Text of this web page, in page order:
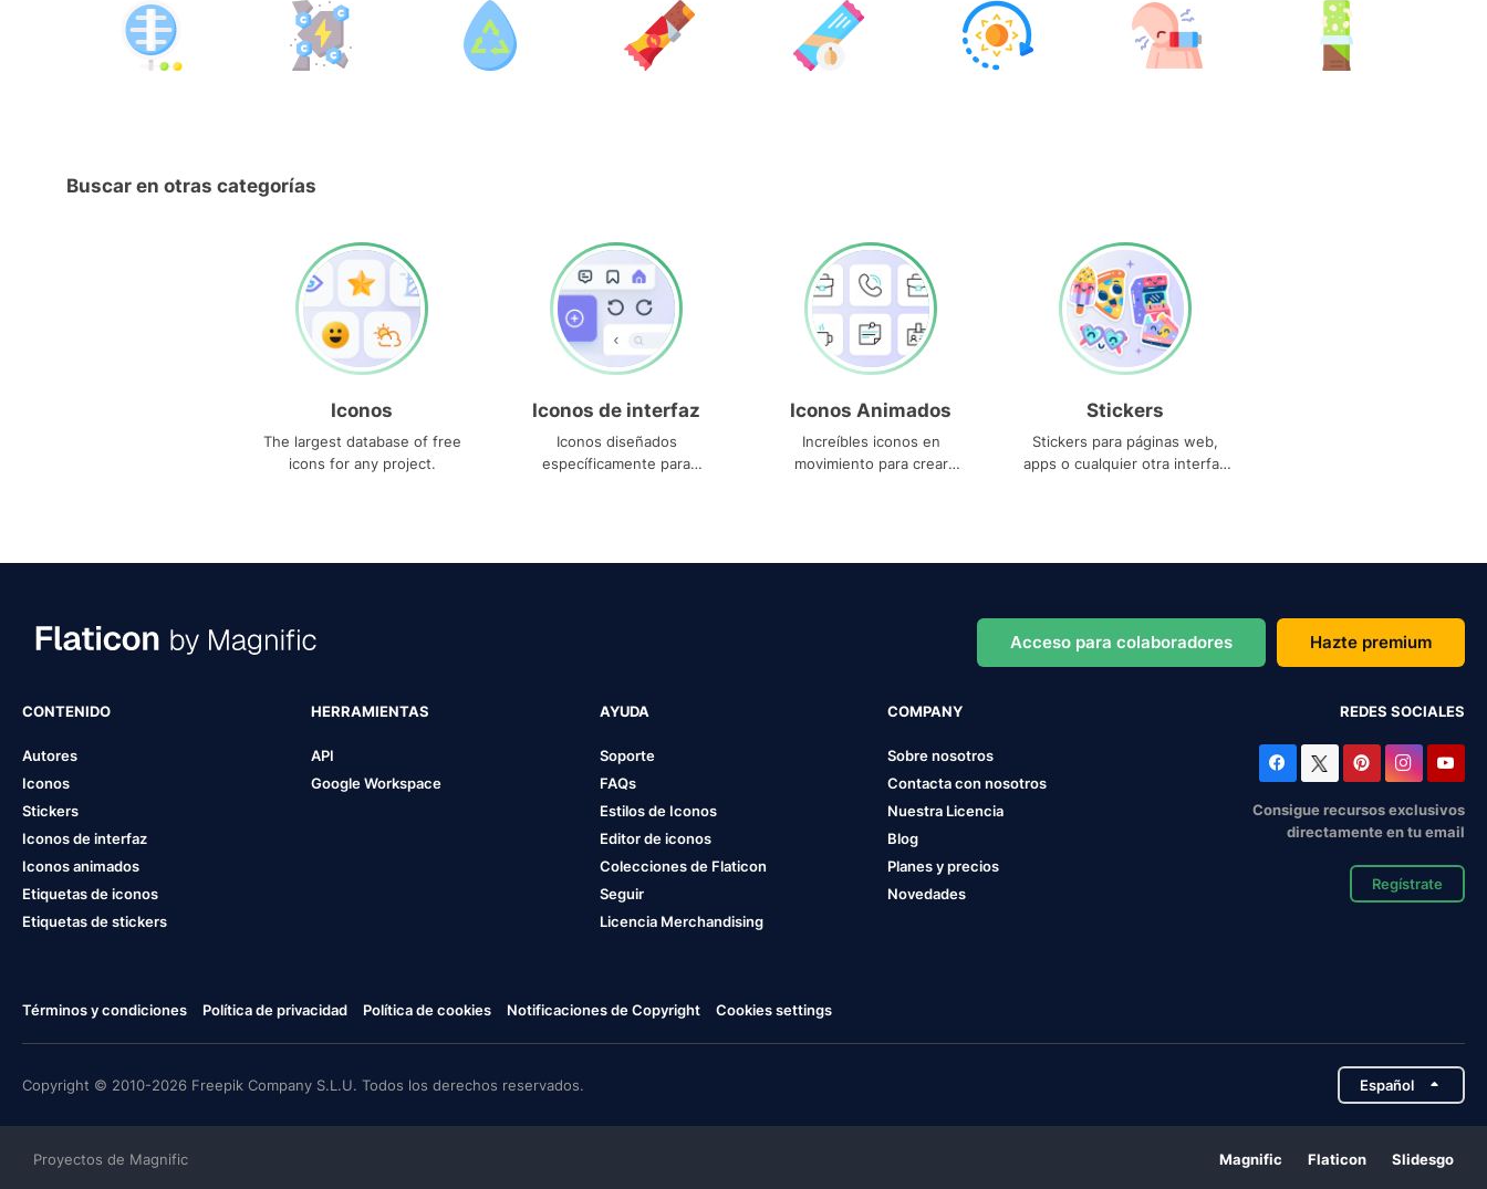
Buscar en otras categorías
Iconos
The largest database of free
icons for any project.
Iconos de interfaz
Iconos diseñados
específicamente para
Iconos Animados
Increíbles iconos en
movimiento para crear
Stickers
Stickers para páginas web,
apps o cualquier otra interfaz
Acceso para colaboradores Hazte premium
CONTENIDO
Autores
Iconos
Stickers
Iconos de interfaz
Iconos animados
Etiquetas de iconos
Etiquetas de stickers
HERRAMIENTAS
API
Google Workspace
AYUDA
Soporte
FAQs
Estilos de Iconos
Editor de iconos
Colecciones de Flaticon
Seguir
Licencia Merchandising
COMPANY
Sobre nosotros
Contacta con nosotros
Nuestra Licencia
Blog
Planes y precios
Novedades
REDES SOCIALES
Consigue recursos exclusivos
directamente en tu email
Regístrate
Términos y condiciones Política de privacidad Política de cookies Notificaciones de Copyright Cookies settings
Copyright © 2010-2026 Freepik Company S.L.U. Todos los derechos reservados. Español
Proyectos de Magnific Magnific Flaticon Slidesgo